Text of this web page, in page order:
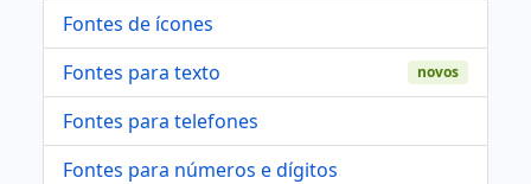
Fontes de ícones
Fontes para texto
novos
Fontes para telefones
Fontes para números e dígitos